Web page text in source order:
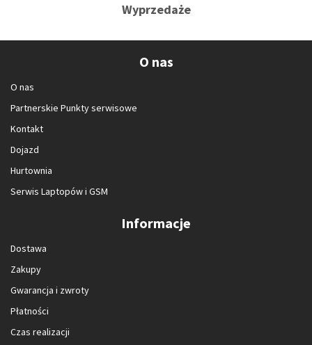
Wyprzedaże
O nas
O nas
Partnerskie Punkty serwisowe
Kontakt
Dojazd
Hurtownia
Serwis Laptopów i GSM
Informacje
Dostawa
Zakupy
Gwarancja i zwroty
Płatności
Czas realizacji